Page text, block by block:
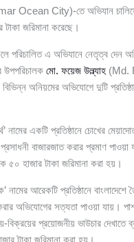
Ocean City)-তে অভিযান
টাকা জরিমানা করেছে।
পরিচালিত এ অভিযানে নেতৃত্ব দেন
উপপরিচালকমো. ফয়েজ উল্ল্যাহ (Md.
অনিয়মের অভিযোগে দুটি
নামের একটি প্রতিষ্ঠানে চোখের
বাজারজাত করার প্রমাণ
৫০ হাজার টাকা জরিমানা করা হয়।
নামের আরেকটি প্রতিষ্ঠানে বাংলাদেশে
অভিযোগের সত্যতা পাওয়া যায়।
বিক্রয়ের প্রয়োজনীয় ভাউচার দেখাতে
টাকা জরিমানা করা হয়।